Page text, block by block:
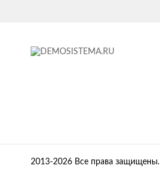
2013-2026 Все права защищены.